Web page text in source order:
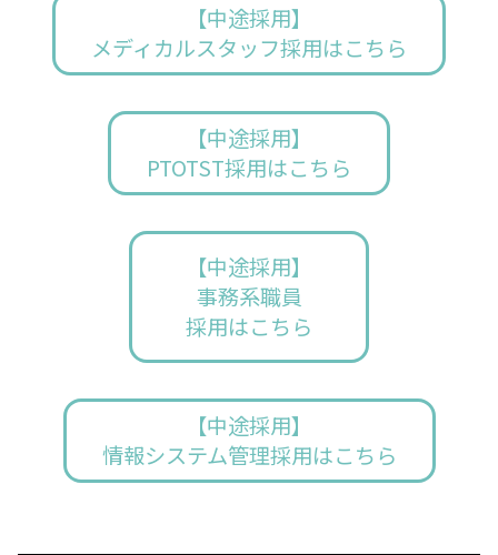
【中途採用】
メディカルスタッフ採用はこちら
【中途採用】
PTOTST採用はこちら
【中途採用】
事務系職員
採用はこちら
【中途採用】
情報システム管理採用はこちら